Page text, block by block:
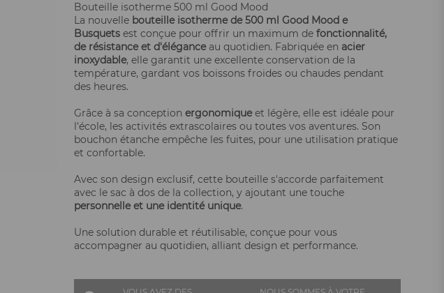
Bouteille isotherme 500 ml Good Mood
La nouvelle bouteille isotherme de 500 ml Good Mood e
Busquetsest conçue pour offrir un maximum de fonctionnalité,
de résistance et d'éléganceau quotidien. Fabriquée en acier
inoxydable, elle garantit une excellente conservation de la
température, gardant vos boissons froides ou chaudes pendant
des heures.
Grâce à sa conception ergonomiqueet légère, elle est idéale pour
l'école, les activités extrascolaires ou toutes vos aventures. Son
bouchon étanche empêche les fuites, pour une utilisation pratique
et confortable.
Avec son design exclusif, cette bouteille s'accorde parfaitement
avec le sac à dos de la collection, y ajoutant une touche
personnelle et une identité unique.
Une solution durable et réutilisable, conçue pour vous
accompagner au quotidien, alliant design et performance.